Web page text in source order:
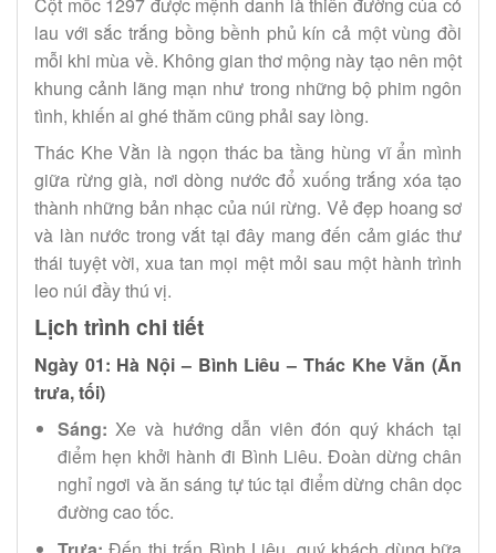
lau với sắc trắng bồng bềnh phủ kín cả một vùng đồi
mỗi khi mùa về. Không gian thơ mộng này tạo nên một
khung cảnh lãng mạn như trong những bộ phim ngôn
tình, khiến ai ghé thăm cũng phải say lòng.
Thác Khe Vằn là ngọn thác ba tầng hùng vĩ ẩn mình
giữa rừng già, nơi dòng nước đổ xuống trắng xóa tạo
thành những bản nhạc của núi rừng. Vẻ đẹp hoang sơ
và làn nước trong vắt tại đây mang đến cảm giác thư
thái tuyệt vời, xua tan mọi mệt mỏi sau một hành trình
leo núi đầy thú vị.
Lịch trình chi tiết
Ngày 01: Hà Nội – Bình Liêu – Thác Khe Vằn (Ăn
trưa, tối)
Sáng: Xe và hướng dẫn viên đón quý khách tại
điểm hẹn khởi hành đi Bình Liêu. Đoàn dừng chân
nghỉ ngơi và ăn sáng tự túc tại điểm dừng chân dọc
đường cao tốc.